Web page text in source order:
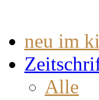
neu im
Alle